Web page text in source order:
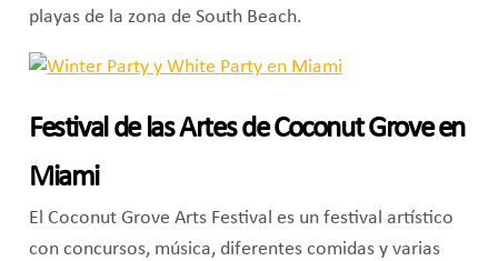
playas de la zona de South Beach.
Festival de las Artes de Coconut Grove en
Miami
El Coconut Grove Arts Festival es un festival artístico
con concursos, música, diferentes comidas y varias